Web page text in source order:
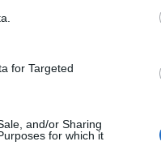
for Targeted
and/or Sharing
for which it